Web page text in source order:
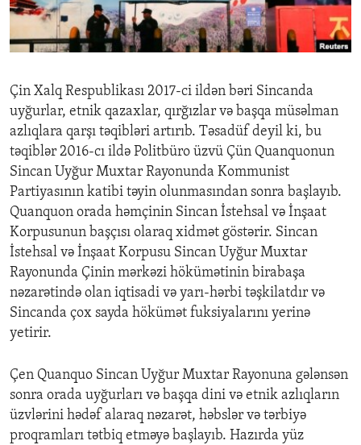
ENVIRONMENT AND HEALTH
IDEALS AND INSTITUTIONS
Çin Xalq Respublikası 2017-ci ildən bəri Sincanda
uyğurlar, etnik qazaxlar, qırğızlar və başqa müsəlman
azlıqlara qarşı təqibləri artırıb. Təsadüf deyil ki, bu
təqiblər 2016-cı ildə Politbüro üzvü Çün Quanquonun
Sincan Uyğur Muxtar Rayonunda Kommunist
Partiyasının katibi təyin olunmasından sonra başlayıb.
Quanquon orada həmçinin Sincan İstehsal və İnşaat
Korpusunun başçısı olaraq xidmət göstərir. Sincan
İstehsal və İnşaat Korpusu Sincan Uyğur Muxtar
Rayonunda Çinin mərkəzi hökümətinin birabaşa
nəzarətində olan iqtisadi və yarı-hərbi təşkilatdır və
Sincanda çox sayda hökümət fuksiyalarını yerinə
yetirir.
Çen Quanquo Sincan Uyğur Muxtar Rayonuna gələnsən
sonra orada uyğurları və başqa dini və etnik azlıqların
üzvlərini hədəf alaraq nəzarət, həbslər və tərbiyə
proqramları tətbiq etməyə başlayıb. Hazırda yüz